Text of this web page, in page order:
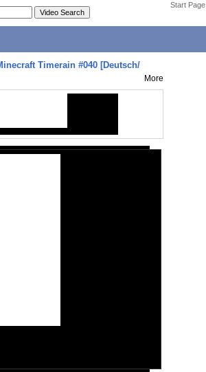
Start Page
Timerain #040 [Deutsch/
More